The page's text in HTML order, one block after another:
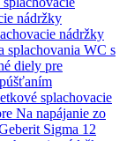
nádržky
nádržky
splachovania WC s
diely pre
splachovacie
Na napájanie zo
Sigma 12